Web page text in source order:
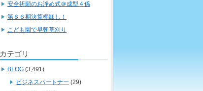
安全祈願のお浄め式＠成型４係
第６６期決算棚卸し！
こども園で早朝草刈り
カテゴリ
BLOG (3,491)
ビジネスパートナー (29)